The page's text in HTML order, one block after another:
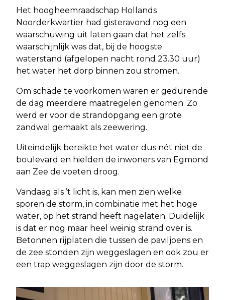
Het hoogheemraadschap Hollands
Noorderkwartier had gisteravond nog een
waarschuwing uit laten gaan dat het zelfs
waarschijnlijk was dat, bij de hoogste
waterstand (afgelopen nacht rond 23.30 uur)
het water het dorp binnen zou stromen.
Om schade te voorkomen waren er gedurende
de dag meerdere maatregelen genomen. Zo
werd er voor de strandopgang een grote
zandwal gemaakt als zeewering.
Uiteindelijk bereikte het water dus nét niet de
boulevard en hielden de inwoners van Egmond
aan Zee de voeten droog.
Vandaag als ’t licht is, kan men zien welke
sporen de storm, in combinatie met het hoge
water, op het strand heeft nagelaten. Duidelijk
is dat er nog maar heel weinig strand over is.
Betonnen rijplaten die tussen de paviljoens en
de zee stonden zijn weggeslagen en ook zou er
een trap weggeslagen zijn door de storm.